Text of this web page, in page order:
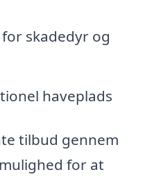
skadedyr og
haveplads
tilbud gennem
for at